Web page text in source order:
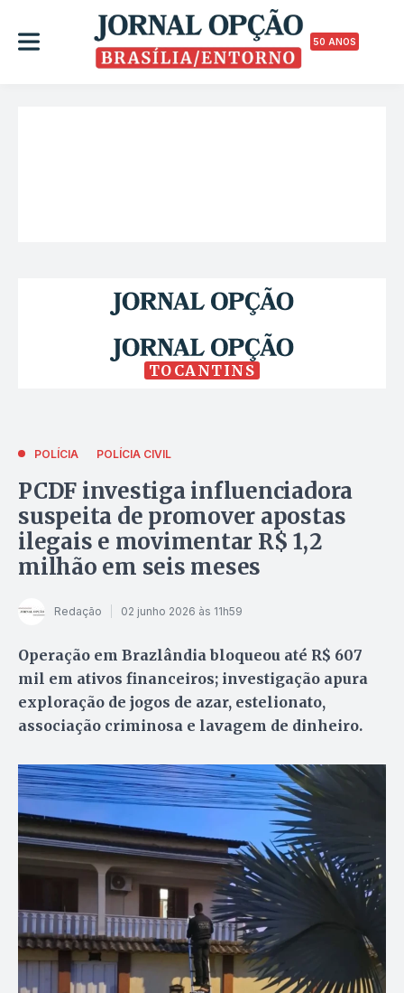
50 ANOS
TOCANTINS
POLÍCIA POLÍCIA CIVIL
PCDF investiga influenciadora
suspeita de promover apostas
ilegais e movimentar R$ 1,2
milhão em seis meses
Redação 02 junho 2026 às 11h59
Operação em Brazlândia bloqueou até R$ 607
mil em ativos financeiros; investigação apura
exploração de jogos de azar, estelionato,
associação criminosa e lavagem de dinheiro.